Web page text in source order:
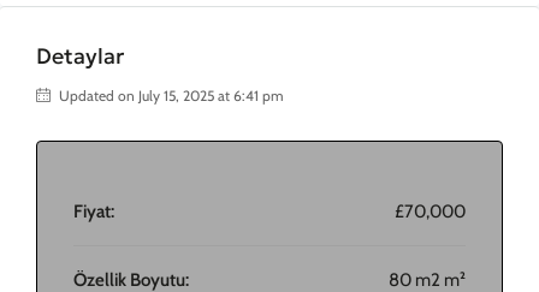
Detaylar
Updated on July 15, 2025 at 6:41 pm
Fiyat: £70,000
Özellik Boyutu: 80 m2 m²